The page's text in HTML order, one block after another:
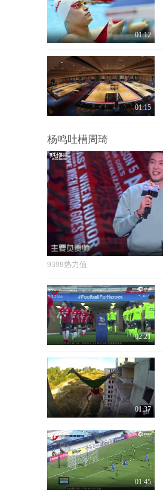
01:12
01:15
杨鸣吐槽周琦
9398热力值
02:21
01:37
01:45